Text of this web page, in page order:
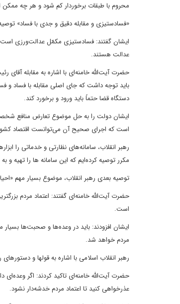
محروم با طبقات برخوردار کم شود و هر چه ممکن
«فسادستیزی و مقابله دقیق و جدی با فساد»
ایشان گفتند: فسادستیزی مکمّل عدالت‌ورزی
عدالت هستند.
حضرت آیت‌الله خامنه‌ای با اشاره به مقابله
باید توجه داشت که جای اصلی مقابله با فساد و
دستگاه قضا حتماً باید ورود و برخورد کند.
است که اجرای صحیح آن می‌توانست اقتصاد کشور
رهبر انقلاب، سامانه‌های نظارتی و خدماتی را
مکرر توصیه کرده‌ایم که این سامانه ها را تهیه و
توصیه بعدی رهبر انقلاب، موضوع بسیار مهم
حضرت آیت‌الله خامنه‌ای گفتند: اعتماد مردم
است.
ایشان افزودند: باید در وعده‌ها و صحبت‌ها
مردم خواهد شد.
رهبر انقلاب اسلامی با اشاره به قولها و
حضرت آیت‌الله خامنه‌ای تاکید کردند: اگر
عذرخواهی کنید تا اعتماد مردم خدشه‌دار نشود.